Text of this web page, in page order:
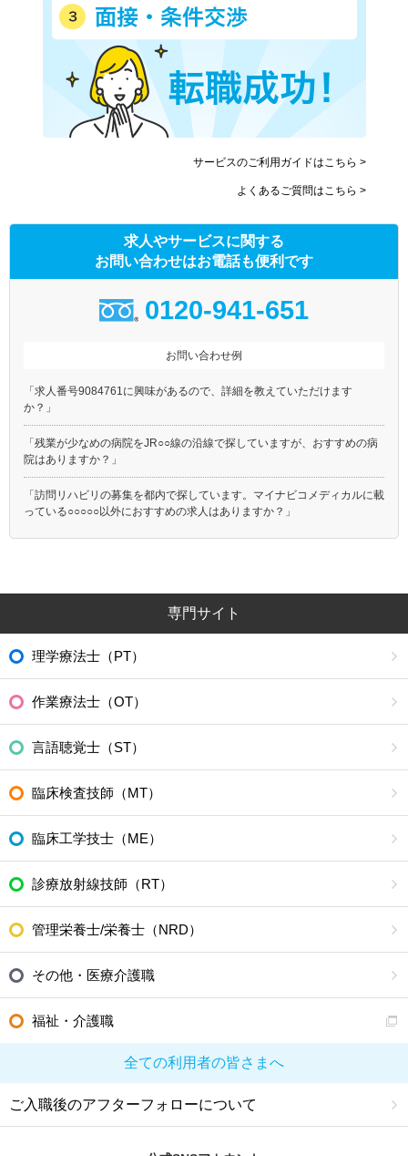
サービスのご利用ガイドはこちら >
よくあるご質問はこちら >
求人やサービスに関する
お問い合わせはお電話も便利です
0120-941-651
お問い合わせ例
「求人番号9084761に興味があるので、詳細を教えていただけます
か？」
「残業が少なめの病院をJR○○線の沿線で探していますが、おすすめの病
院はありますか？」
「訪問リハビリの募集を都内で探しています。マイナビコメディカルに載
っている○○○○○以外におすすめの求人はありますか？」
専門サイト
理学療法士（PT）
作業療法士（OT）
言語聴覚士（ST）
臨床検査技師（MT）
臨床工学技士（ME）
診療放射線技師（RT）
管理栄養士/栄養士（NRD）
その他・医療介護職
福祉・介護職
全ての利用者の皆さまへ
ご入職後のアフターフォローについて